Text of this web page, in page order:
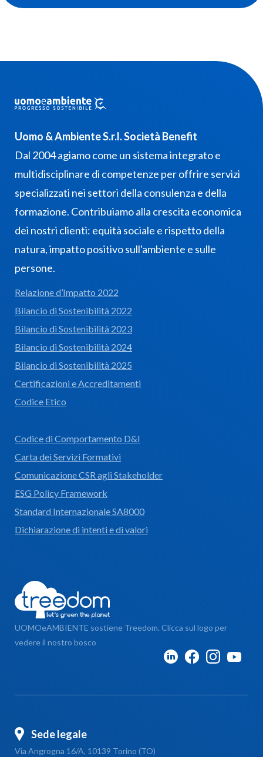
Uomo & Ambiente S.r.l. Società Benefit
Dal 2004 agiamo come un sistema integrato e
multidisciplinare di competenze per offrire servizi
specializzati nei settori della consulenza e della
formazione. Contribuiamo alla crescita economica
dei nostri clienti: equità sociale e rispetto della
natura, impatto positivo sull'ambiente e sulle
persone.
Relazione d’Impatto 2022
Bilancio di Sostenibilità 2022
Bilancio di Sostenibilità 2023
Bilancio di Sostenibilità 2024
Bilancio di Sostenibilità 2025
Certificazioni e Accreditamenti
Codice Etico
Codice di Comportamento D&I
Carta dei Servizi Formativi
Comunicazione CSR agli Stakeholder
ESG Policy Framework
Standard Internazionale SA8000
Dichiarazione di intenti e di valori
UOMOeAMBIENTE sostiene Treedom. Clicca sul logo per
vedere il nostro bosco
Sede legale
Via Angrogna 16/A, 10139 Torino (TO)